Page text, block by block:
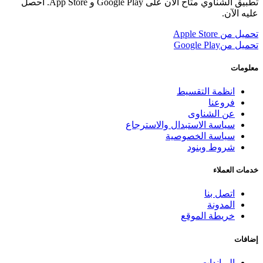
عليه الآن.
تحميل من Apple Store
تحميل منGoogle Play
معلومات
انظمة التقسيط
فروعنا
عن الشناوى
سياسة الاستبدال والاسترجاع
سياسة الخصوصية
شروط وبنود
خدمات العملاء
اتصل بنا
المدونة
خريطة الموقع
إضافات